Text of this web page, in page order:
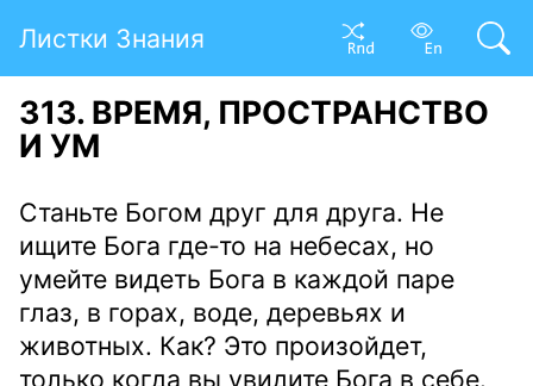
Листки Знания
313. ВРЕМЯ, ПРОСТРАНСТВО
И УМ
Станьте Богом друг для друга. Не
ищите Бога где-то на небесах, но
умейте видеть Бога в каждой паре
глаз, в горах, воде, деревьях и
животных. Как? Это произойдет,
только когда вы увидите Бога в себе.